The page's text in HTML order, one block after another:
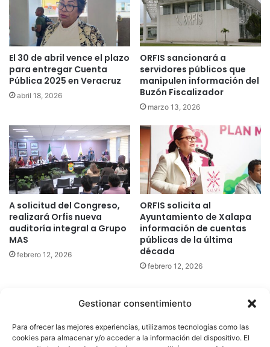
Gestionar consentimiento
Para ofrecer las mejores experiencias, utilizamos tecnologías como las
cookies para almacenar y/o acceder a la información del dispositivo. El
El 30 de abril vence el plazo
para entregar Cuenta
Pública 2025 en Veracruz
abril 18, 2026
ORFIS sancionará a
servidores públicos que
manipulen información del
Buzón Fiscalizador
marzo 13, 2026
A solicitud del Congreso,
realizará Orfis nueva
auditoría integral a Grupo
MAS
febrero 12, 2026
ORFIS solicita al
Ayuntamiento de Xalapa
información de cuentas
públicas de la última
década
febrero 12, 2026
derechos reservados